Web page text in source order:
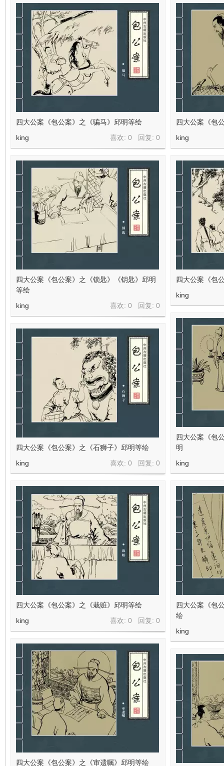
四大公案《包公案》之《骗马》邱明等绘
喜欢: 0 回复: 0
king
四大公案《包
king
四大公案《包公案》之《锁匙》《钥匙》邱明
等绘
喜欢: 0 回复: 0
king
四大公案《包
king
四大公案《包
明
king
四大公案《包公案》之《石狮子》邱明等绘
喜欢: 0 回复: 0
king
四大公案《包公案》之《栽赃》邱明等绘
喜欢: 0 回复: 0
king
四大公案《包
绘
king
四大公案《包公案》之《审遗嘱》邱明等绘